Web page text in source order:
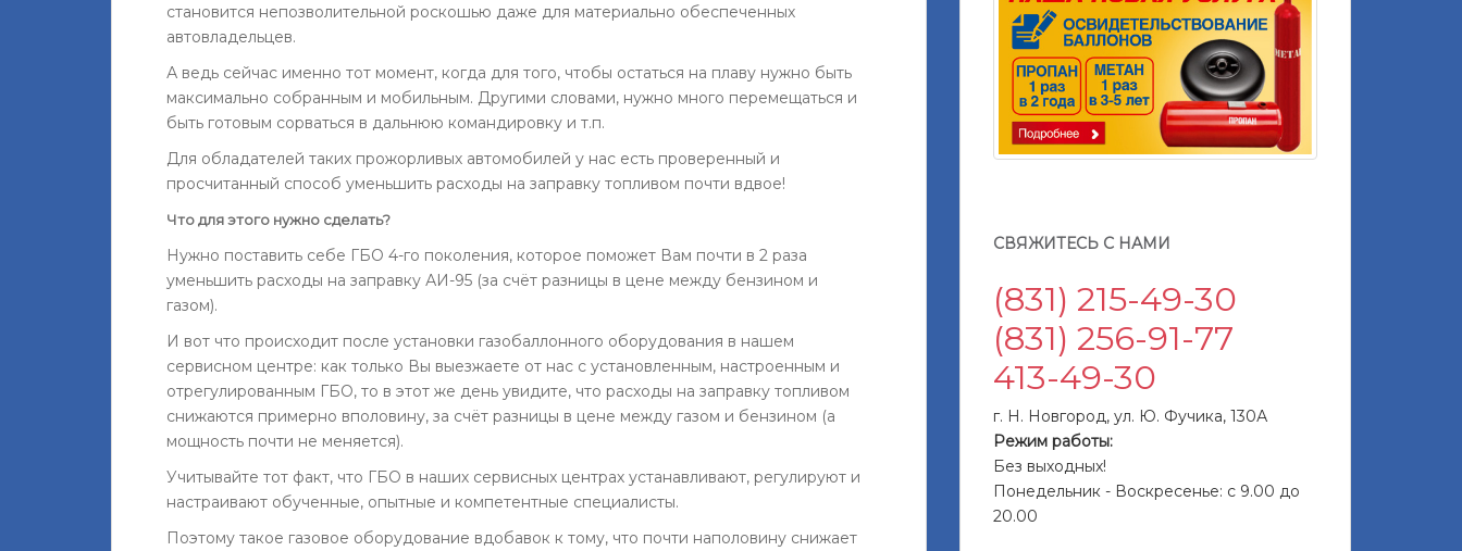
становится непозволительной роскошью даже для материально обеспеченных
автовладельцев.
А ведь сейчас именно тот момент, когда для того, чтобы остаться на плаву нужно быть
максимально собранным и мобильным. Другими словами, нужно много перемещаться и
быть готовым сорваться в дальнюю командировку и т.п.
Для обладателей таких прожорливых автомобилей у нас есть проверенный и
просчитанный способ уменьшить расходы на заправку топливом почти вдвое!
Что для этого нужно сделать?
Нужно поставить себе ГБО 4-го поколения, которое поможет Вам почти в 2 раза
уменьшить расходы на заправку АИ-95 (за счёт разницы в цене между бензином и
газом).
И вот что происходит после установки газобаллонного оборудования в нашем
сервисном центре: как только Вы выезжаете от нас с установленным, настроенным и
отрегулированным ГБО, то в этот же день увидите, что расходы на заправку топливом
снижаются примерно вполовину, за счёт разницы в цене между газом и бензином (а
мощность почти не меняется).
Учитывайте тот факт, что ГБО в наших сервисных центрах устанавливают, регулируют и
настраивают обученные, опытные и компетентные специалисты.
Поэтому такое газовое оборудование вдобавок к тому, что почти наполовину снижает
СВЯЖИТЕСЬ С НАМИ
(831) 215-49-30
(831) 256-91-77
413-49-30
г. Н. Новгород, ул. Ю. Фучика, 130А
Режим работы:
Без выходных!
Понедельник - Воскресенье: с 9.00 до
20.00